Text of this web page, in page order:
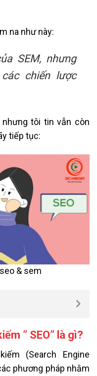
na như này:
SEM, nhưng
chiến lược
tôi tin vẫn còn
tiếp tục:
& sem
” SEO” là gì?
(Search Engine
phương pháp nhằm